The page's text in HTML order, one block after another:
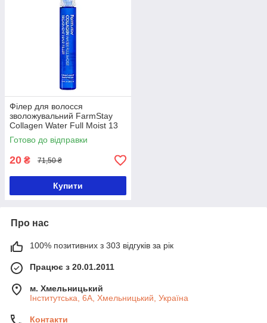
Філер для волосся
зволожувальний FarmStay
Collagen Water Full Moist 13
мл
Готово до відправки
20 ₴ 71,50 ₴
Купити
Про нас
100% позитивних з 303 відгуків за рік
Працює з 20.01.2011
м. Хмельницький
Інститутська, 6А, Хмельницький, Україна
Контакти